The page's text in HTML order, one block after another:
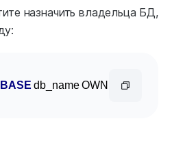
назначить владельца БД,
db_name OWNER